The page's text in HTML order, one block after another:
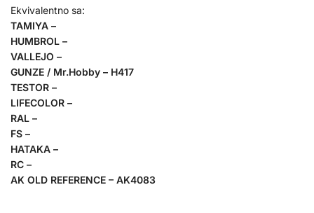
Ekvivalentno sa:
TAMIYA –
HUMBROL –
VALLEJO –
GUNZE / Mr.Hobby – H417
TESTOR –
LIFECOLOR –
RAL –
FS –
HATAKA –
RC –
AK OLD REFERENCE – AK4083